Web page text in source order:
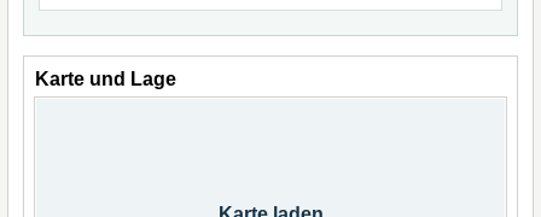
Karte und Lage